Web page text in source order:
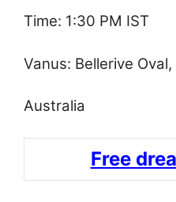
Time: 1:30 PM IST
Vanus: Bellerive
Australia
Free